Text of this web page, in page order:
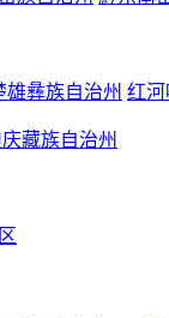
雄彝族自治州 红河
藏族自治州